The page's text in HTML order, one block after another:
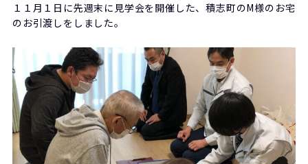
１１月１日に先週末に見学会を開催した、積志町のM様のお宅
のお引渡しをしました。